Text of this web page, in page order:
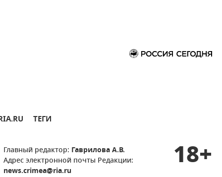
ТЕГИ
Главный редактор: Гаврилова А.В.
Адрес электронной почты Редакции:
news.crimea@ria.ru
18+